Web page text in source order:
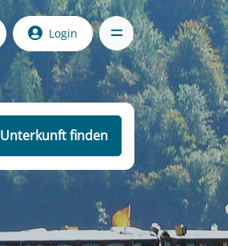
Login
Unterkunft finden